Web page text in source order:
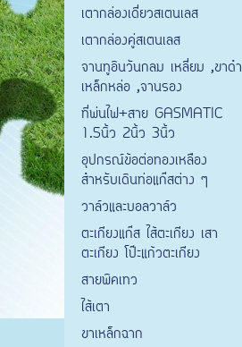
เตากล่องเดี่ยวสเตนเลส
เตากล่องคู่สเตนเลส
จานทูอินวันกลม เหลี่ยม ,ขาดำ
เหล็กหล่อ ,จานรอง
ที่พ่นไฟ+สาย GASMATIC
1.5นิ้ว 2นิ้ว 3นิ้ว
อุปกรณ์ข้อต่อทองเหลือง
สำหรับเดินท่อแก๊สต่าง ๆ
วาล์วและบอลวาล์ว
ตะเกียงแก๊ส ไส้ตะเกียง เสา
ตะเกียง โป๊ะแก้วตะเกียง
สายพิคเทว
ไส้เตา
ขาเหล็กฉาก